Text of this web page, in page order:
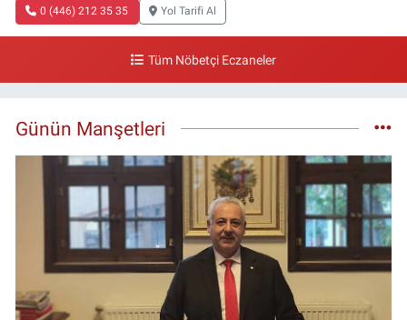
0 (446) 212 35 35 Yol Tarifi Al
Tüm Nöbetçi Eczaneler
Günün Manşetleri